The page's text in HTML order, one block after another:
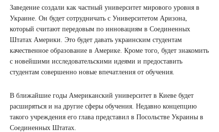
Заведение создали как частный университет мирового уровня в
Украине. Он будет сотрудничать с Университетом Аризона,
который считают передовым по инновациям в Соединенных
Штатах Америки. Это будет давать украинским студентам
качественное образование в Америке. Кроме того, будет знакомить
с новейшими исследовательскими идеями и предоставить
студентам совершенно новые впечатления от обучения.
В ближайшие годы Американский университет в Киеве будет
расширяться и на другие сферы обучения. Недавно концепцию
такого учреждения его глава представил в Посольстве Украины в
Соединенных Штатах.